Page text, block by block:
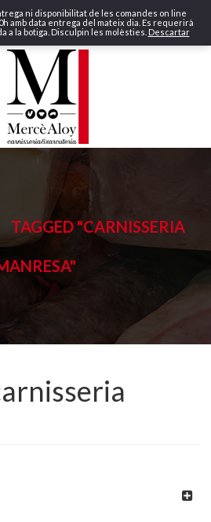
ni disponibilitat de les comandes on line
amb data entrega del mateix dia. Es requerirà
a la botiga. Disculpin les molèsties. Descartar
TAGGED "CARNISSERIA